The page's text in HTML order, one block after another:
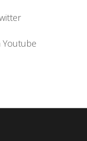
Youtube